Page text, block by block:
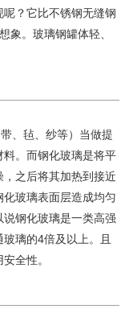
？它比不锈钢无缝钢
玻璃钢罐体轻、
、毡、纱等）当做提
。而钢化玻璃是将平
之后将其加热到接近
玻璃表面层造成均匀
钢化玻璃是一类高强
璃的4倍及以上。且
全性。